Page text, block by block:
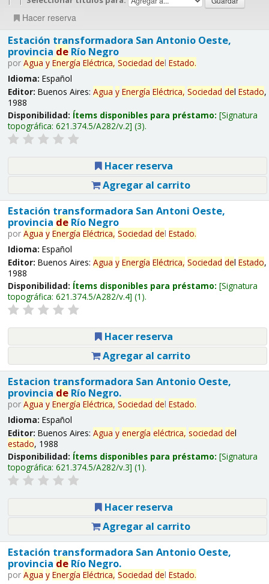
Hacer reserva
Estación transformadora San Antonio Oeste,
provincia deRío Negro
por Agua y Energía Eléctrica, Sociedad del Estado.
Idioma: Español
Editor: Buenos Aires: Agua y Energía Eléctrica, Sociedad del Estado,
1988
Disponibilidad: Ítems disponibles para préstamo: Signatura
topográfica: 621.374.5/A282/v.2 (3).
Hacer reserva
Agregar al carrito
Estación transformadora San Antoni Oeste,
provincia deRío Negro
por Agua y Energía Eléctrica, Sociedad del Estado.
Idioma: Español
Editor: Buenos Aires: Agua y Energía Eléctrica, Sociedad del Estado,
1988
Disponibilidad: Ítems disponibles para préstamo: Signatura
topográfica: 621.374.5/A282/v.4 (1).
Hacer reserva
Agregar al carrito
Estacion transformadora San Antonio Oeste,
provincia deRío Negro.
por Agua y Energía Eléctrica, Sociedad del Estado.
Idioma: Español
Editor: Buenos Aires: Agua y energía eléctrica, sociedad del
estado, 1988
Disponibilidad: Ítems disponibles para préstamo: Signatura
topográfica: 621.374.5/A282/v.3 (1).
Hacer reserva
Agregar al carrito
Estación transformadora San Antonio Oeste,
provincia deRío Negro.
por Agua y Energía Eléctrica, Sociedad del Estado.